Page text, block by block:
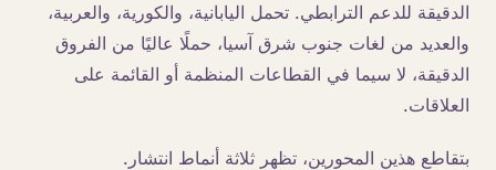
الدقيقة للدعم الترابطي. تحمل اليابانية، والكورية، والعربية،
والعديد من لغات جنوب شرق آسيا، حملًا عاليًا من الفروق
الدقيقة، لا سيما في القطاعات المنظمة أو القائمة على
العلاقات.
بتقاطع هذين المحورين، تظهر ثلاثة أنماط انتشار.